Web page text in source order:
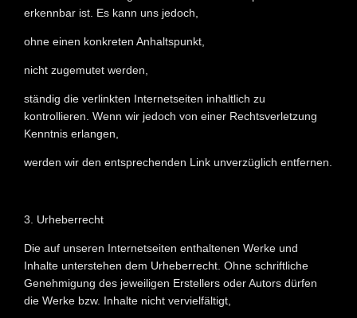
erkennbar ist. Es kann uns jedoch,
ohne einen konkreten Anhaltspunkt,
nicht zugemutet werden,
ständig die verlinkten Internetseiten inhaltlich zu
kontrollieren. Wenn wir jedoch von einer Rechtsverletzung
Kenntnis erlangen,
werden wir den entsprechenden Link unverzüglich entfernen.
3. Urheberrecht
Die auf unseren Internetseiten enthaltenen Werke und
Inhalte unterstehen dem Urheberrecht. Ohne schriftliche
Genehmigung des jeweiligen Erstellers oder Autors dürfen
die Werke bzw. Inhalte nicht vervielfältigt,